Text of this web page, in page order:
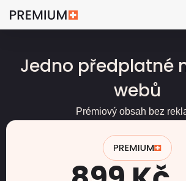
Jedno předplatné
webů
Prémiový obsah bez